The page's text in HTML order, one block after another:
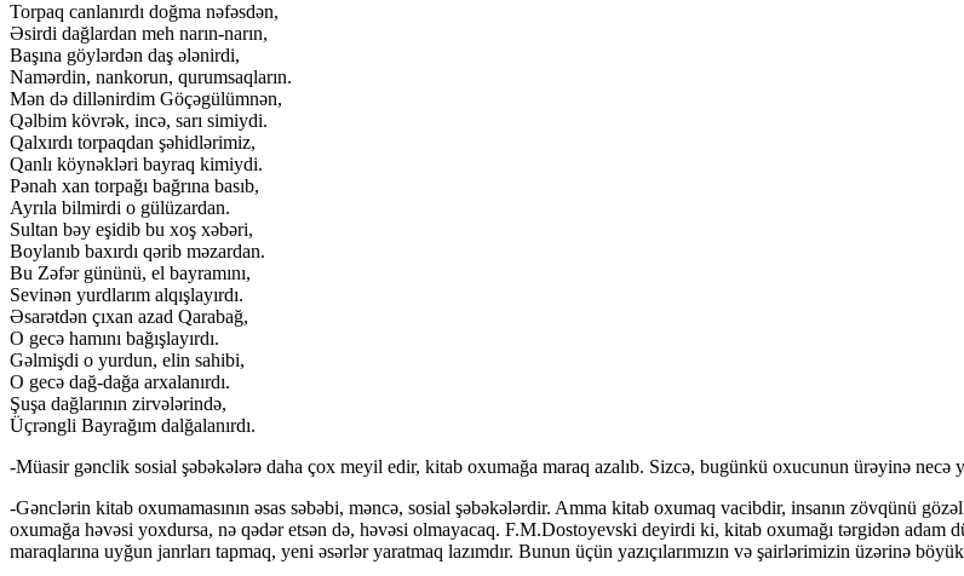
Torpaq canlanırdı doğma nəfəsdən,
Əsirdi dağlardan meh narın-narın,
Başına göylərdən daş ələnirdi,
Namərdin, nankorun, qurumsaqların.
Mən də dillənirdim Göçəgülümnən,
Qəlbim kövrək, incə, sarı simiydi.
Qalxırdı torpaqdan şəhidlərimiz,
Qanlı köynəkləri bayraq kimiydi.
Pənah xan torpağı bağrına basıb,
Ayrıla bilmirdi o gülüzardan.
Sultan bəy eşidib bu xoş xəbəri,
Boylanıb baxırdı qərib məzardan.
Bu Zəfər gününü, el bayramını,
Sevinən yurdlarım alqışlayırdı.
Əsarətdən çıxan azad Qarabağ,
O gecə hamını bağışlayırdı.
Gəlmişdi o yurdun, elin sahibi,
O gecə dağ-dağa arxalanırdı.
Şuşa dağlarının zirvələrində,
Üçrəngli Bayrağım dalğalanırdı.
-Müasir gənclik sosial şəbəkələrə daha çox meyil edir, kitab oxumağa maraq azalıb. Sizcə, bugünkü oxucunun ürəyinə necə
-Gənclərin kitab oxumamasının əsas səbəbi, məncə, sosial şəbəkələrdir. Amma kitab oxumaq vacibdir, insanın zövqünü
oxumağa həvəsi yoxdursa, nə qədər etsən də, həvəsi olmayacaq. F.M.Dostoyevski deyirdi ki, kitab oxumağı tərgidən
maraqlarına uyğun janrları tapmaq, yeni əsərlər yaratmaq lazımdır. Bunun üçün yazıçılarımızın və şairlərimizin üzərinə